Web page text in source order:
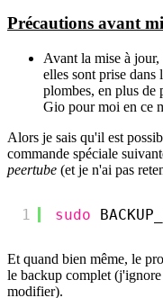
Précautions avant
Avant la mise à
elles sont prise dans
plombes, en plus de
Gio pour moi en ce
Alors je sais qu'il est
commande spéciale
peertube (et je n'ai pas
1 sudo
Et quand bien même, le
le backup complet
modifier).